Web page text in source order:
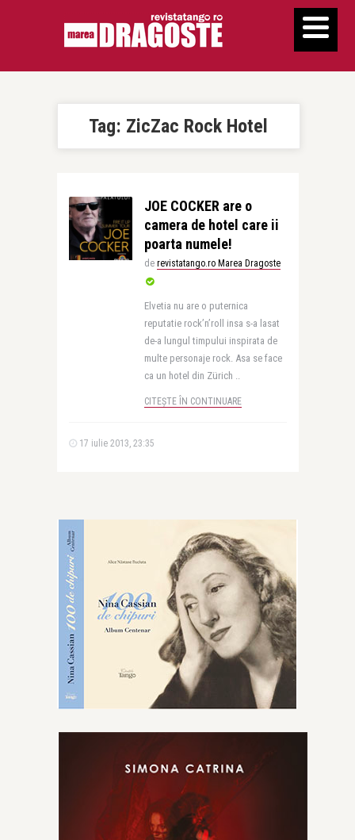
Tag: ZicZac Rock Hotel
JOE COCKER are o
camera de hotel care ii
poarta numele!
de revistatango.ro Marea Dragoste
Elvetia nu are o puternica
reputatie rock’n’roll insa s-a lasat
de-a lungul timpului inspirata de
multe personaje rock. Asa se face
ca un hotel din Zürich ..
CITEȘTE ÎN CONTINUARE
17 iulie 2013, 23:35